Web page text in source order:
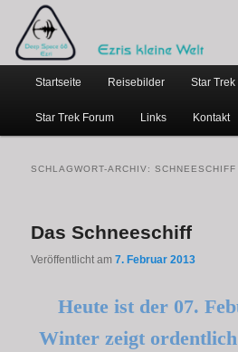
primären
Inhalt
springen
sekundären
Inhalt
springen
Ezris kleine Welt
…weil bloggen so schick ist
Hauptmenü
Startseite Reisebilder Star
Star Trek Forum Links Kontakt
SCHLAGWORT-ARCHIV:SCHNEESCHIFF
Das Schneeschiff
Veröffentlicht am7. Februar 2013
Heute ist der 07.
Winter zeigt